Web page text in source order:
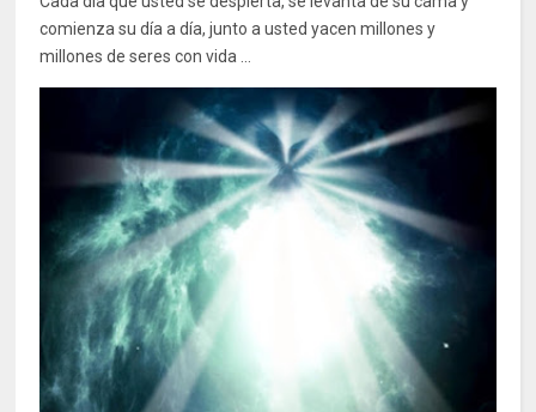
comienza su día a día, junto a usted yacen millones y
millones de seres con vida ...